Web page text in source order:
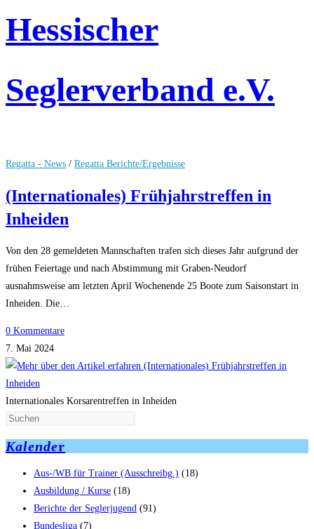
Hessischer
Seglerverband e.V.
Regatta - News / Regatta Berichte/Ergebnisse
(Internationales) Frühjahrstreffen in
Inheiden
Von den 28 gemeldeten Mannschaften trafen sich dieses Jahr aufgrund der
frühen Feiertage und nach Abstimmung mit Graben-Neudorf
ausnahmsweise am letzten April Wochenende 25 Boote zum Saisonstart in
Inheiden. Die…
0 Kommentare
7. Mai 2024
Internationales Korsarentreffen in Inheiden
Kalender
Aus-/WB für Trainer (Ausschreibg.) (18)
Ausbildung / Kurse (18)
Berichte der Seglerjugend (91)
Bundesliga (7)